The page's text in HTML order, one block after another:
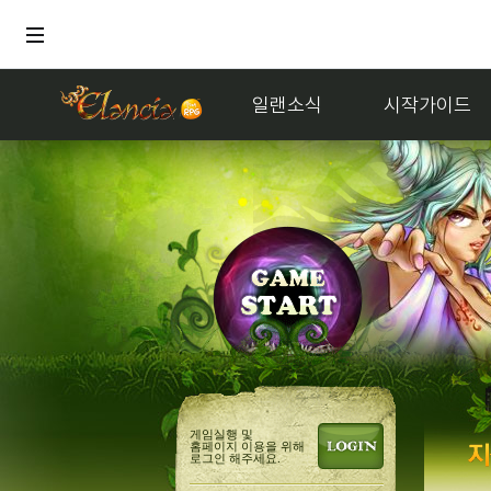
일랜소식 시작가이드
게임실행 및
홈페이지 이용을 위해
로그인 해주세요.